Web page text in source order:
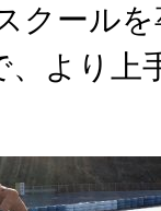
クール
、より上